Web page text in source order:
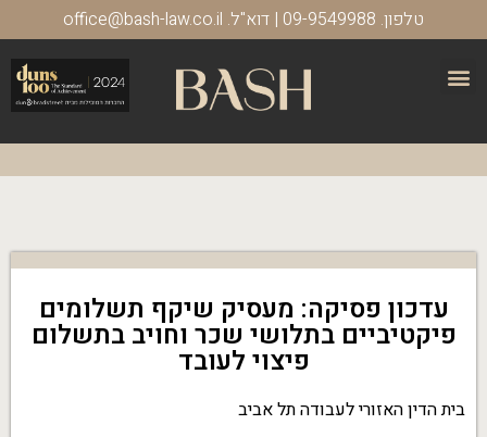
טלפון. 09-9549988 | דוא"ל. office@bash-law.co.il
עדכון פסיקה: מעסיק שיקף תשלומים
פיקטיביים בתלושי שכר וחויב בתשלום
פיצוי לעובד
בית הדין האזורי לעבודה תל אביב